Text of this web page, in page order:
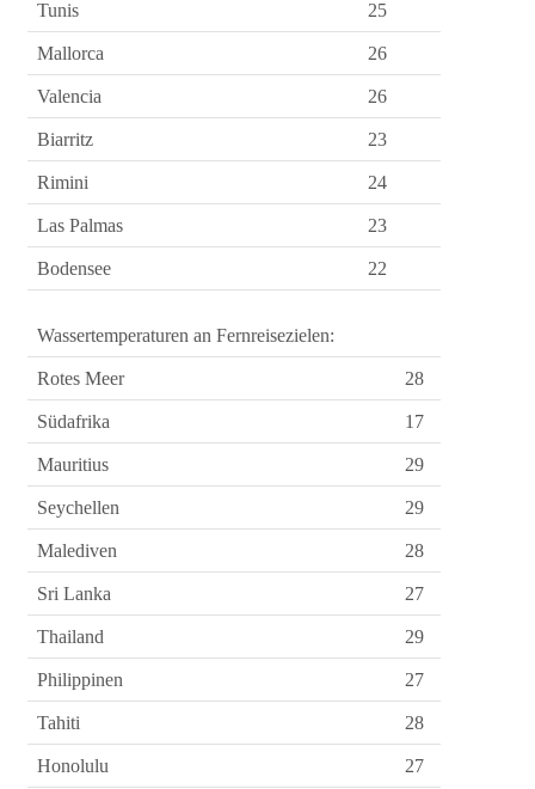
Tunis 25
Mallorca 26
Valencia 26
Biarritz 23
Rimini 24
Las Palmas 23
Bodensee 22
Wassertemperaturen an Fernreisezielen:
Rotes Meer 28
Südafrika 17
Mauritius 29
Seychellen 29
Malediven 28
Sri Lanka 27
Thailand 29
Philippinen 27
Tahiti 28
Honolulu 27